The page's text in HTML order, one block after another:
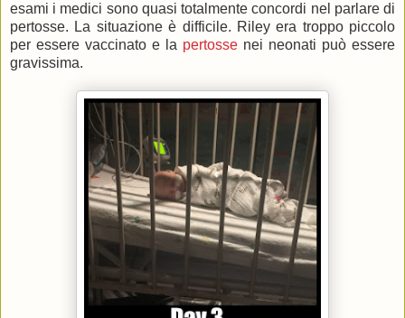
esami i medici sono quasi totalmente concordi nel parlare di
pertosse. La situazione è difficile. Riley era troppo piccolo
per essere vaccinato e la pertosse nei neonati può essere
gravissima.